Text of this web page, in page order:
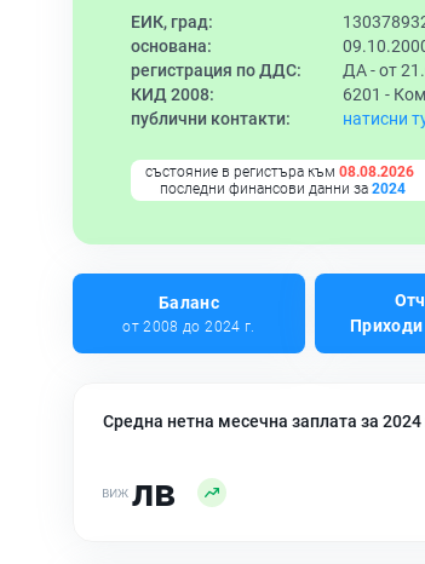
ЕИК, град:
основана:
регистрация по ДДС:
ДА - от
КИД 2008:
6201 -
публични контакти:
натисни
състояние в регистъра към 08.08.2026
последни финансови данни за 2024
Баланс
от 2008 до 2024 г.
Средна нетна месечна заплата за 2024
лв